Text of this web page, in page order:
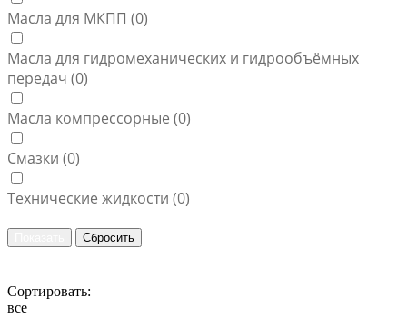
Масла для МКПП (0)
Масла для гидромеханических и гидрообъёмных
передач (0)
Масла компрессорные (0)
Смазки (0)
Технические жидкости (0)
Сортировать:
все